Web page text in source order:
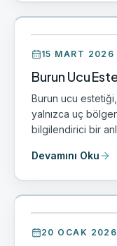
15 MART 2026
Burun Ucu
Burun ucu
yalnızca uç
bilgilendirici bir
Devamını Oku
20 OCAK 2026